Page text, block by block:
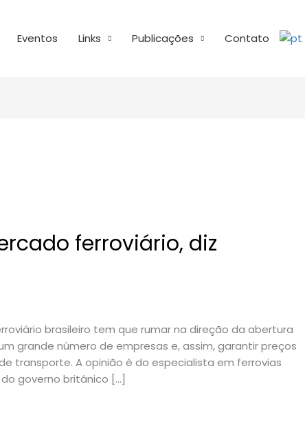
Eventos Links Publicações Contato
ferroviário, diz
brasileiro tem que rumar na direção da abertura
grande número de empresas e, assim, garantir preços
transporte. A opinião é do especialista em ferrovias
governo britânico […]